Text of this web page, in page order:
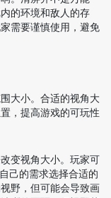
的环境和敌人的存
需要谨慎使用，避免
大小。合适的视角大
，提高游戏的可玩性
变视角大小。玩家可
己的需求选择合适的
野，但可能会导致画